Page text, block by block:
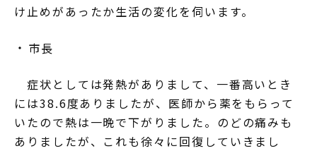
け止めがあったか生活の変化を伺います。
市長
症状としては発熱がありまして、一番高いとき
には38.6度ありましたが、医師から薬をもらって
いたので熱は一晩で下がりました。のどの痛みも
ありましたが、これも徐々に回復していきまし